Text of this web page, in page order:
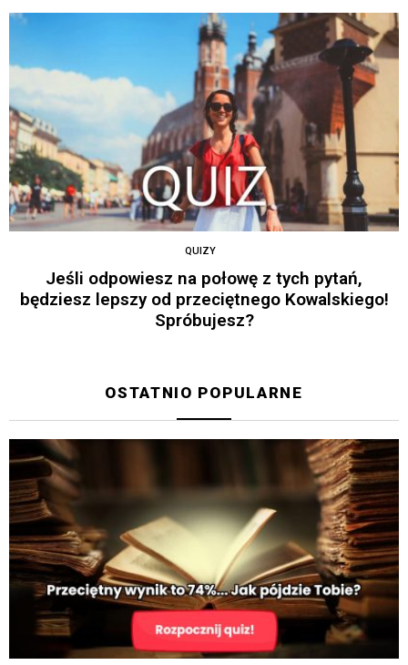
QUIZY
Jeśli odpowiesz na połowę z tych pytań,
będziesz lepszy od przeciętnego Kowalskiego!
Spróbujesz?
OSTATNIO POPULARNE